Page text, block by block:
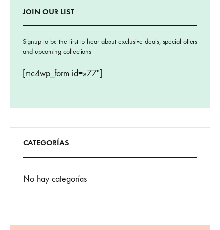
JOIN OUR LIST
Signup to be the first to hear about exclusive deals, special offers
and upcoming collections
[mc4wp_form id=»77″]
CATEGORÍAS
No hay categorías